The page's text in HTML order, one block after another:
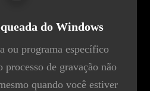
do Windows
ou programa específico
processo de gravação não
quando você estiver